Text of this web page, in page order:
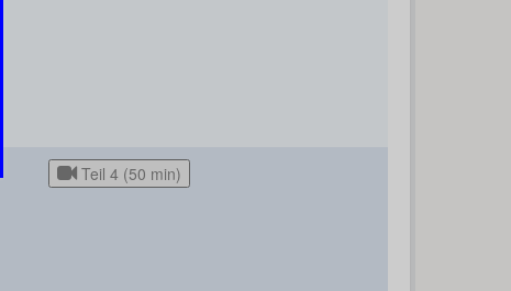
Teil 4 (50 min)